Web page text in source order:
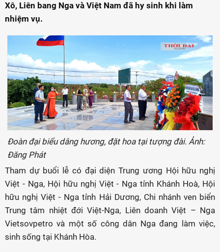
Xô, Liên bang Nga và Việt Nam đã hy sinh khi làm
nhiệm vụ.
Đoàn đại biểu dâng hương, đặt hoa tại tượng đài. Ảnh:
Đăng Phát
Tham dự buổi lễ có đại diện Trung ương Hội hữu nghị
Việt - Nga, Hội hữu nghị Việt - Nga tỉnh Khánh Hoà, Hội
hữu nghị Việt - Nga tỉnh Hải Dương, Chi nhánh ven biển
Trung tâm nhiệt đới Việt-Nga, Liên doanh Việt – Nga
Vietsovpetro và một số công dân Nga đang làm việc,
sinh sống tại Khánh Hòa.